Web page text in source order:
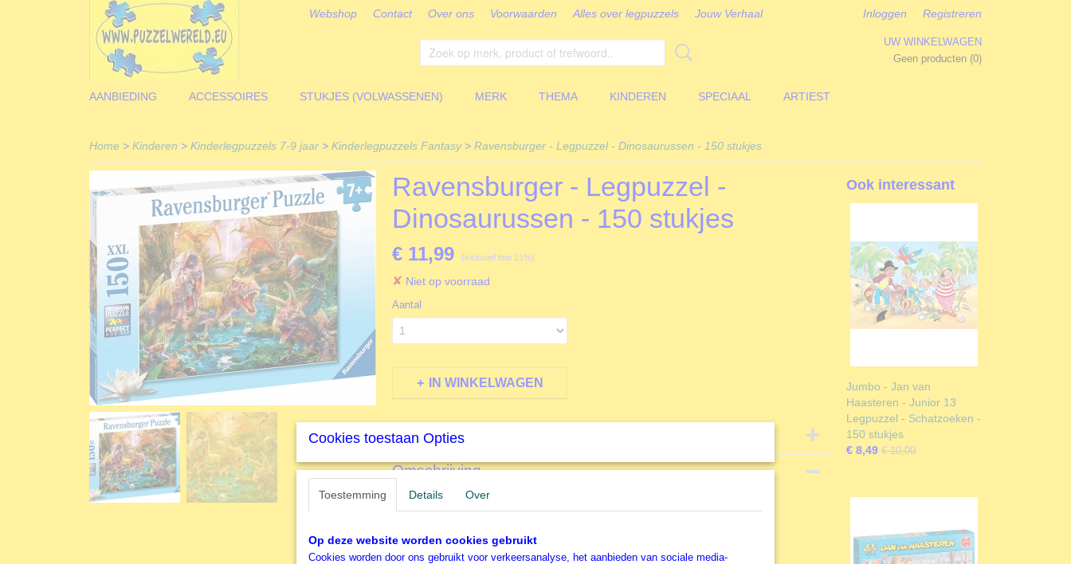
Webshop Contact Over ons Voorwaarden Alles over legpuzzels Jouw Verhaal Inloggen Registreren
UW WINKELWAGEN
Geen producten (0)
AANBIEDING ACCESSOIRES STUKJES (VOLWASSENEN) MERK THEMA KINDEREN SPECIAAL ARTIEST
Home > Kinderen > Kinderlegpuzzels 7-9 jaar > Kinderlegpuzzels Fantasy> Ravensburger - Legpuzzel - Dinosaurussen - 150 stukjes
Ravensburger - Legpuzzel -
Dinosaurussen - 150 stukjes
€ 11,99 (inclusief btw 21%)
✘ Niet op voorraad
Aantal
IN WINKELWAGEN
Specificaties
Productcode
R133482
EAN code
Productcode leverancier
Formaat gelegde puzzel
49x36 cm
Omschrijving
150 stukjes - Dinosaurussen
Ravensburger Kinderlegpuzzel
Ook interessant
Jumbo - Jan van
Haasteren - Junior 13
Legpuzzel - Schatzoeken -
150 stukjes
€ 8,49 € 10,00
Cookies toestaan Opties
Toestemming Details Over
Op deze website worden cookies gebruikt
Cookies worden door ons gebruikt voor verkeersanalyse, het aanbieden van sociale media-